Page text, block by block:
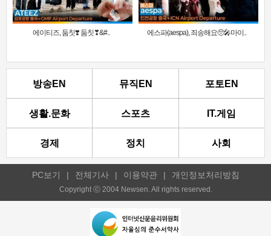
에이티즈, 둠칫❣️ 둠칫❣&#.. 에스파(aespa), 죄송해요🥺🎤마이..
방송EN 뮤직EN 포토EN
생활.문화 스포츠 IT.게임
경제 정치 사회
PC보기 | 전체기사 | 이용약관 | 개인정보처리방침
Copyright ⓒ 2004 Newsen. All rights reserved.